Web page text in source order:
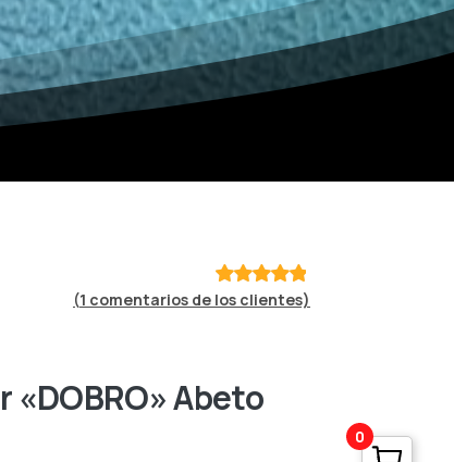
Valorado
cliente
(1 comentarios de los clientes)
«DOBRO» Abeto
0